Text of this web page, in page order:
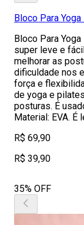
Bloco Para
Bloco Para
super leve e
melhorar as
dificuldade nos
força e
de yoga e
posturas. É
Material: EVA. É
R$ 69,90
R$ 39,90
35% OFF